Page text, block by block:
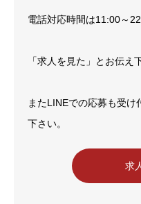
電話対応時間は11:00～
「求人を見た」とお伝え
またLINEでの応募も受
下さい。
求